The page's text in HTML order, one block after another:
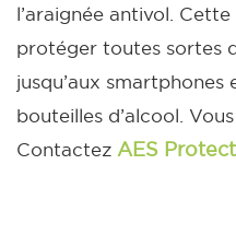
l’araignée antivol.
protéger toutes sortes
jusqu’aux smartphones
bouteilles d’alcool.
Contactez AES